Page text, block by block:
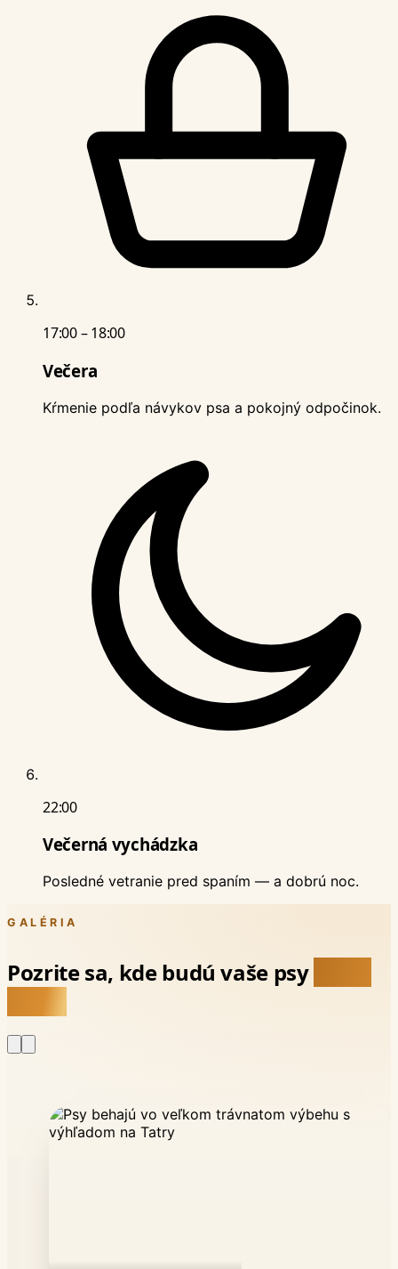
17:00 – 18:00
Večera
Kŕmenie podľa návykov psa a pokojný odpočinok.
22:00
Večerná vychádzka
Posledné vetranie pred spaním — a dobrú noc.
GALÉRIA
Pozrite sa, kde budú vaše psy